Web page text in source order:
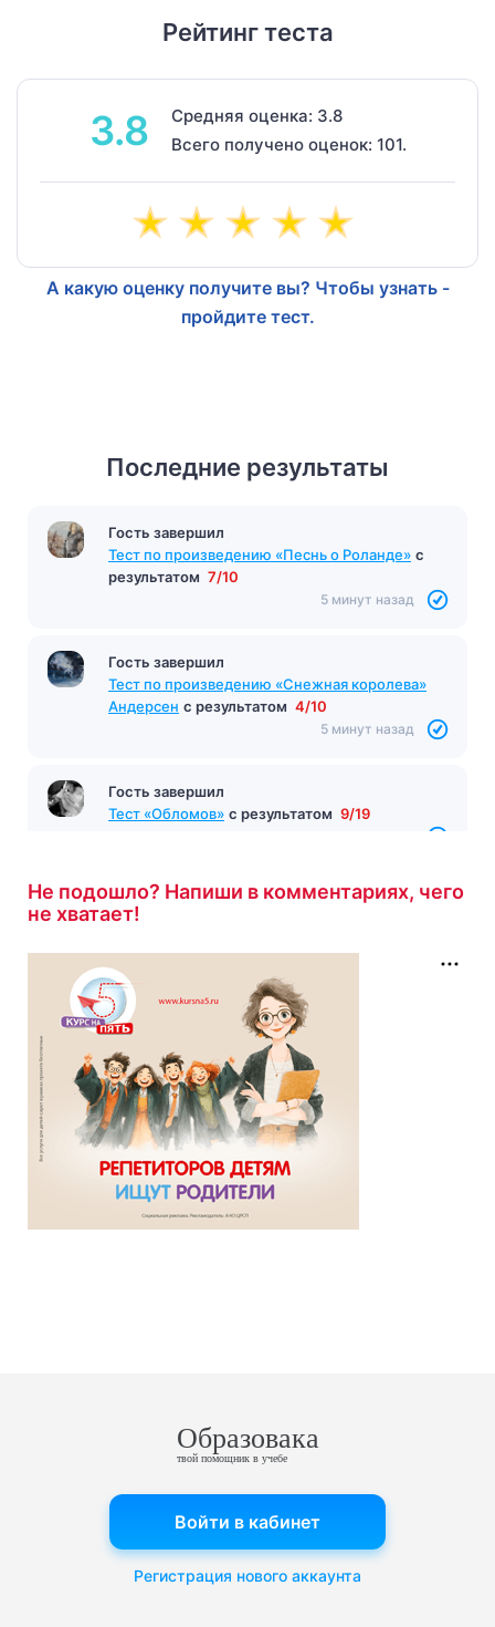
Рейтинг теста
3.8
Средняя оценка: 3.8
Всего получено оценок: 101.
А какую оценку получите вы? Чтобы узнать -
пройдите тест.
Последние результаты
Гость завершил
Тест по произведению «Песнь о Роланде» с
результатом 7/10
5 минут назад
Гость завершил
Тест по произведению «Снежная королева»
Андерсен с результатом 4/10
5 минут назад
Гость завершил
Тест «Обломов» с результатом 9/19
Не подошло? Напиши в комментариях, чего
не хватает!
Образовака
твой помощник в учебе
Войти в кабинет
Регистрация нового аккаунта